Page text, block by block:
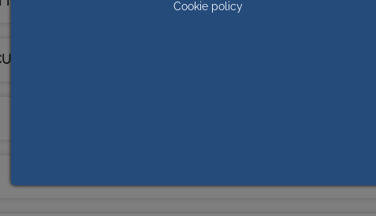
LISTE D'ATTESA
Cookie policy